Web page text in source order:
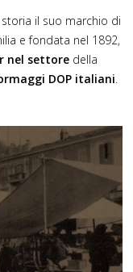
storia il suo marchio di
e fondata nel 1892,
nel settore della
DOP italiani